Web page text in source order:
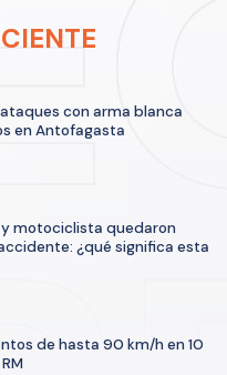
con arma blanca
en Antofagasta
motociclista quedaron
¿qué significa esta
de hasta 90 km/h en 10